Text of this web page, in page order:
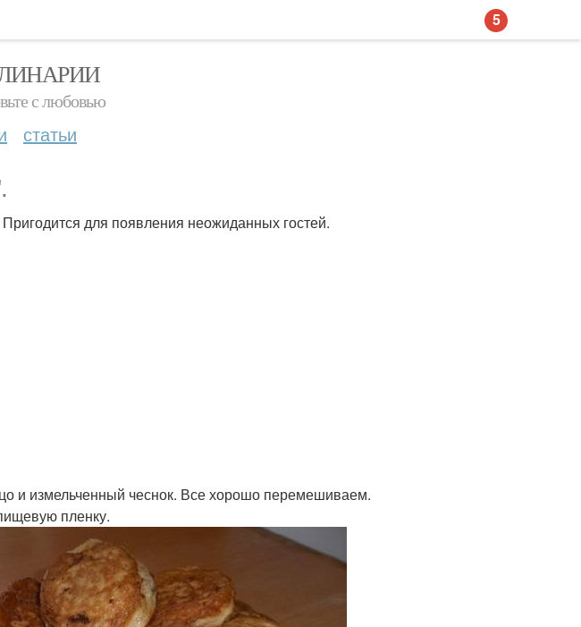
с любовью
статьи
для появления неожиданных гостей.
и измельченный чеснок. Все хорошо перемешиваем.
пленку.
5